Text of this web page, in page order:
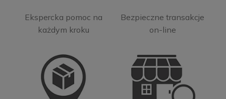
Ekspercka pomoc na
każdym kroku
Bezpieczne transakcje
on-line